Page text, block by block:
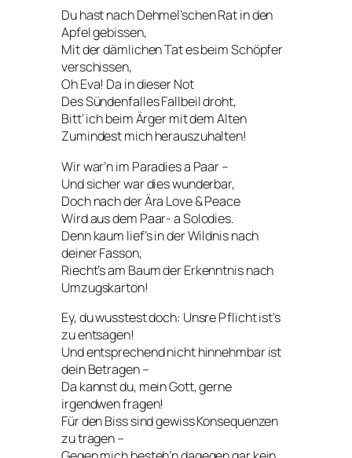
Du hast nach Dehmel’schen Rat in den
Apfel gebissen,
Mit der dämlichen Tat es beim Schöpfer
verschissen,
Oh Eva! Da in dieser Not
Des Sündenfalles Fallbeil droht,
Bitt‘ ich beim Ärger mit dem Alten
Zumindest mich herauszuhalten!
Wir war’n im Paradies a Paar –
Und sicher war dies wunderbar,
Doch nach der Ära Love & Peace
Wird aus dem Paar- a Solodies.
Denn kaum lief’s in der Wildnis nach
deiner Fasson,
Riecht’s am Baum der Erkenntnis nach
Umzugskarton!
Ey, du wusstest doch: Unsre Pflicht ist’s
zu entsagen!
Und entsprechend nicht hinnehmbar ist
dein Betragen –
Da kannst du, mein Gott, gerne
irgendwen fragen!
Für den Biss sind gewiss Konsequenzen
zu tragen –